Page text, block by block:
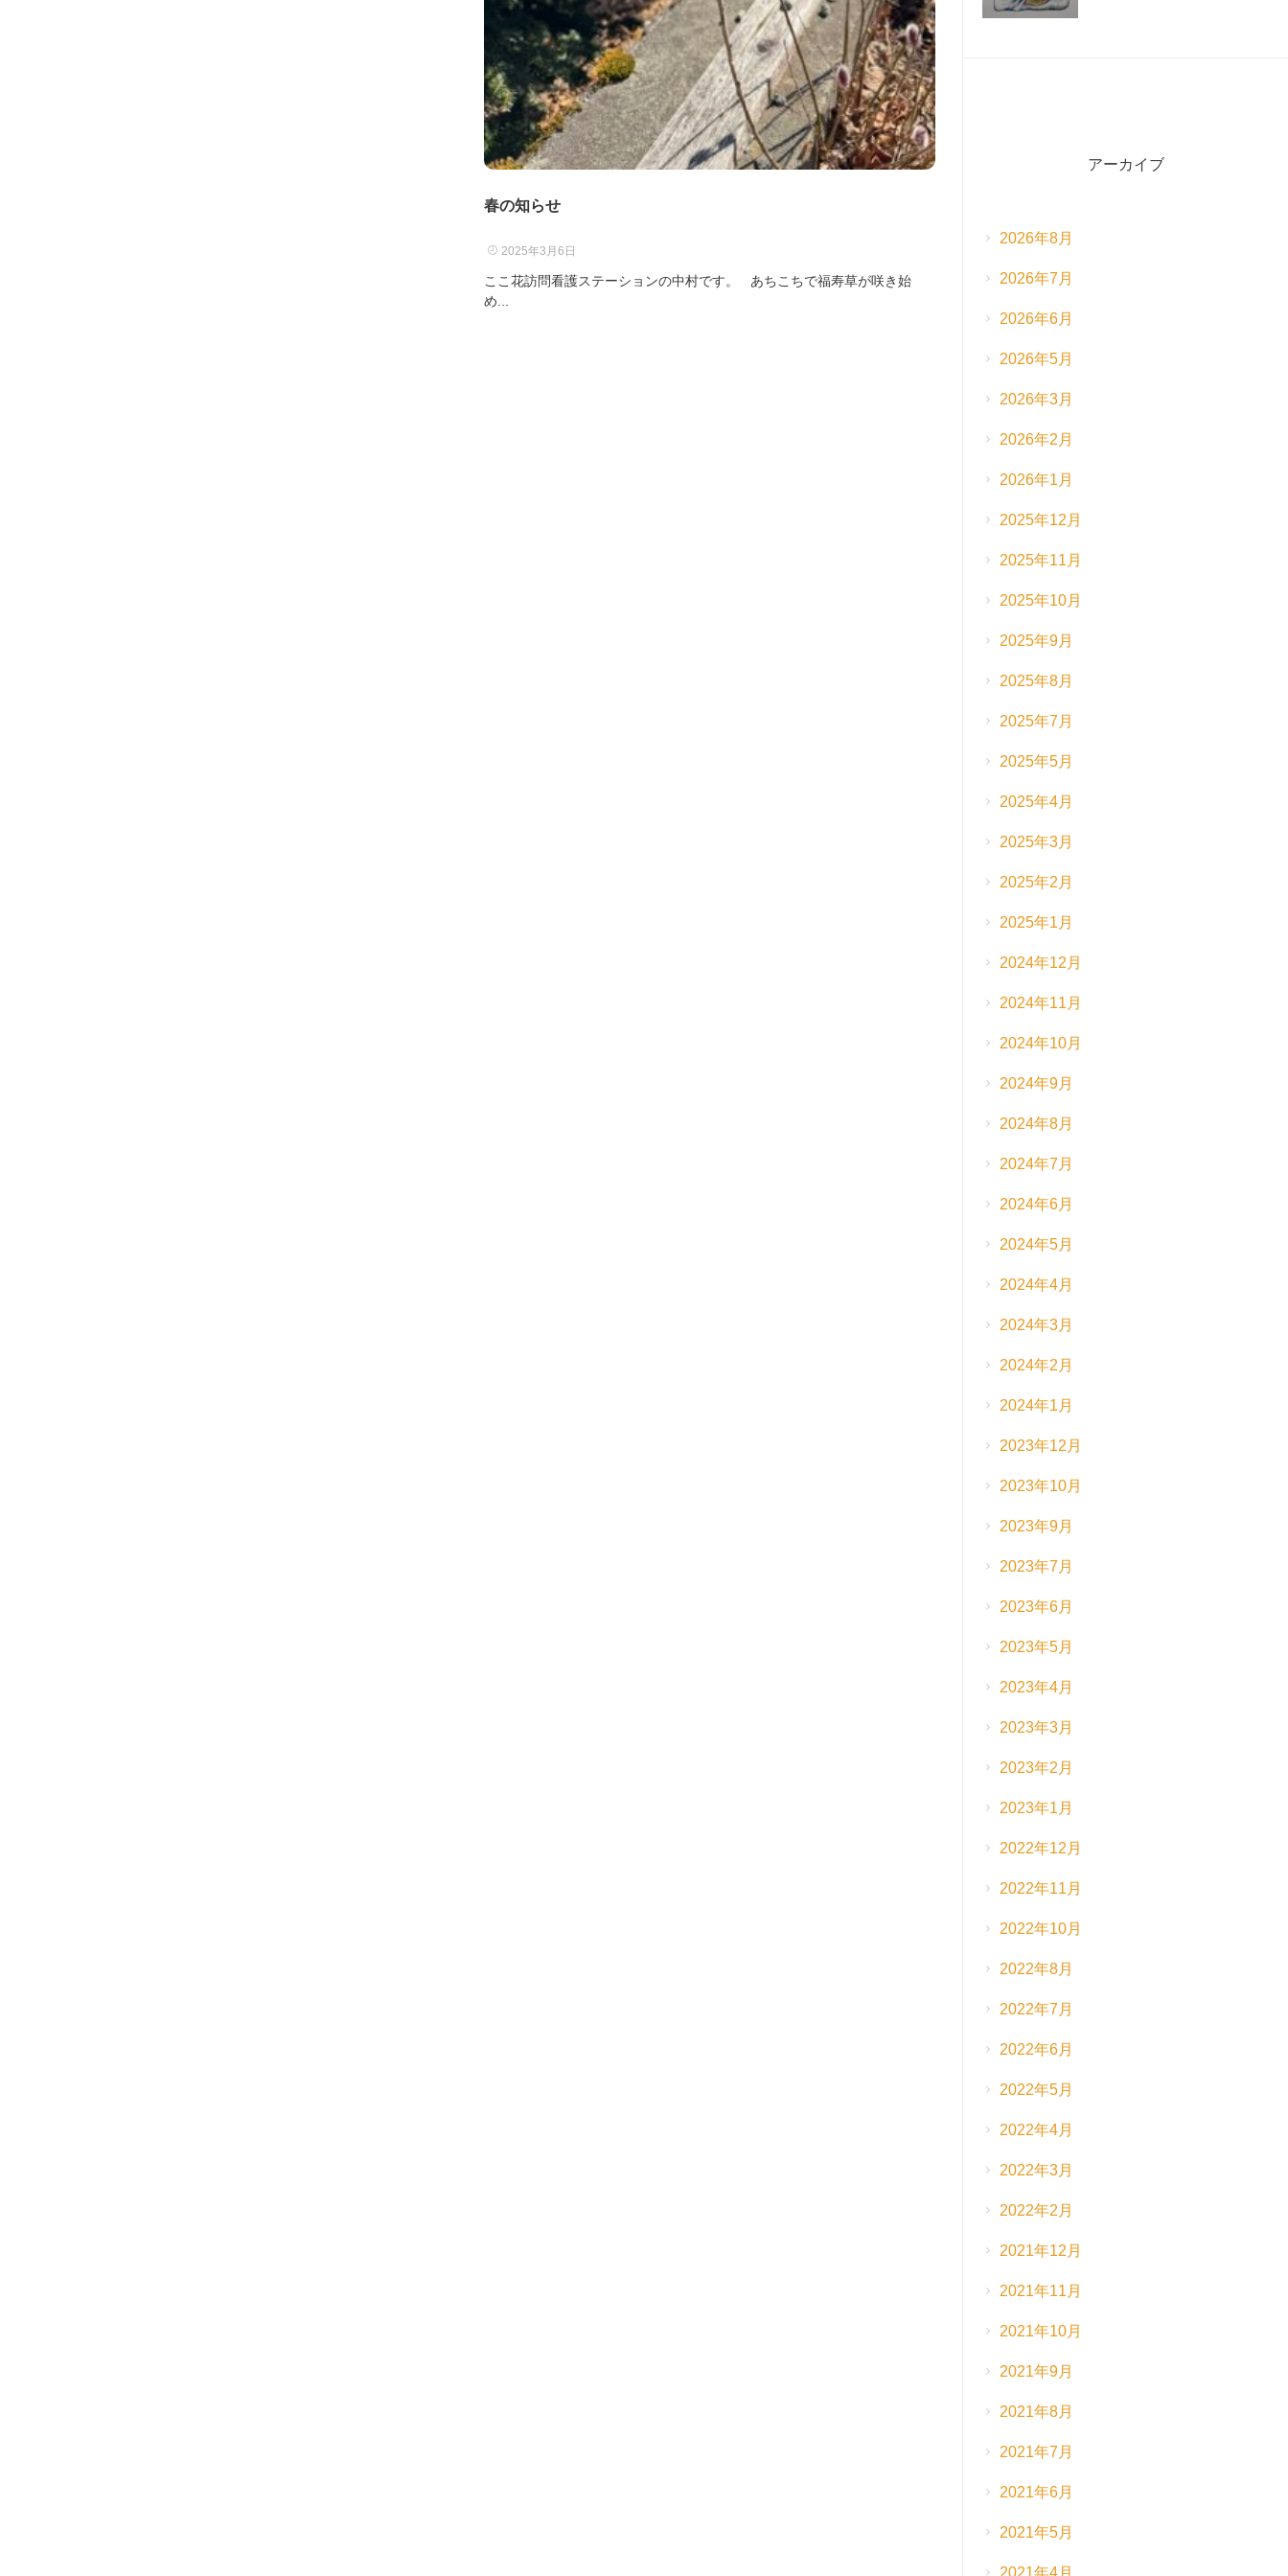
春の知らせ
2025年3月6日
ここ花訪問看護ステーションの中村です。 あちこちで福寿草が咲き始
め...
アーカイブ
2026年8月
2026年7月
2026年6月
2026年5月
2026年3月
2026年2月
2026年1月
2025年12月
2025年11月
2025年10月
2025年9月
2025年8月
2025年7月
2025年5月
2025年4月
2025年3月
2025年2月
2025年1月
2024年12月
2024年11月
2024年10月
2024年9月
2024年8月
2024年7月
2024年6月
2024年5月
2024年4月
2024年3月
2024年2月
2024年1月
2023年12月
2023年10月
2023年9月
2023年7月
2023年6月
2023年5月
2023年4月
2023年3月
2023年2月
2023年1月
2022年12月
2022年11月
2022年10月
2022年8月
2022年7月
2022年6月
2022年5月
2022年4月
2022年3月
2022年2月
2021年12月
2021年11月
2021年10月
2021年9月
2021年8月
2021年7月
2021年6月
2021年5月
2021年4月